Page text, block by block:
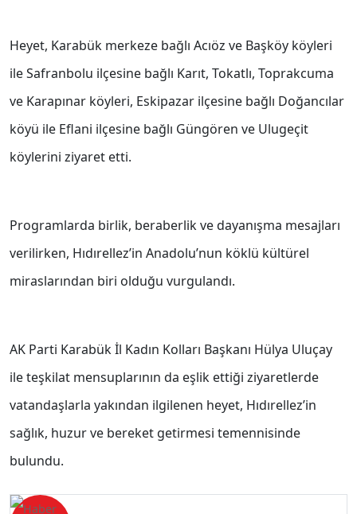
Heyet, Karabük merkeze bağlı Acıöz ve Başköy köyleri
ile Safranbolu ilçesine bağlı Karıt, Tokatlı, Toprakcuma
ve Karapınar köyleri, Eskipazar ilçesine bağlı Doğancılar
köyü ile Eflani ilçesine bağlı Güngören ve Ulugeçit
köylerini ziyaret etti.
Programlarda birlik, beraberlik ve dayanışma mesajları
verilirken, Hıdırellez’in Anadolu’nun köklü kültürel
miraslarından biri olduğu vurgulandı.
AK Parti Karabük İl Kadın Kolları Başkanı Hülya Uluçay
ile teşkilat mensuplarının da eşlik ettiği ziyaretlerde
vatandaşlarla yakından ilgilenen heyet, Hıdırellez’in
sağlık, huzur ve bereket getirmesi temennisinde
bulundu.